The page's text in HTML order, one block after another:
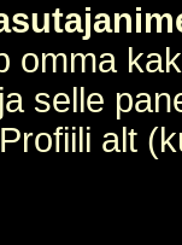
omma
selle
alt